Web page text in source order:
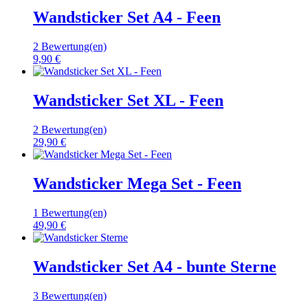
Wandsticker Set A4 - Feen
2 Bewertung(en)
9,90 €
Wandsticker Set XL - Feen
2 Bewertung(en)
29,90 €
Wandsticker Mega Set - Feen
1 Bewertung(en)
49,90 €
Wandsticker Set A4 - bunte Sterne
3 Bewertung(en)